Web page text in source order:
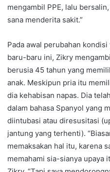
mengambil PPE, lalu
sana menderita sakit.”
Pada awal perubahan
baru-baru ini, Zikry
berusia 45 tahun yang
anak. Meskipun pria itu
dia kehabisan napas. Dia
dalam bahasa Spanyol yang
diintubasi atau diresusitasi
jantung yang terhenti).
memaksakan hal itu, karena
memahami sia-sianya upaya